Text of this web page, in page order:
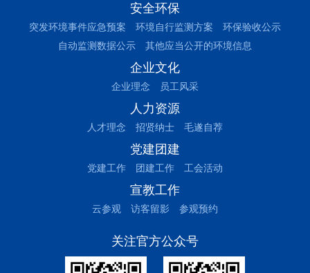
安全环保
突发环境事件应急预案 环境自行监测方案
环保验收公示
自动监测数据公示
其他应当公开的环境信息
企业文化
企业理念 员工风采
人力资源
人才理念 招贤纳士 毛遂自荐
党建团建
党建工作 团建工作 工会活动
宣教工作
云参观 访客留影 参观预约
关注官方公众号